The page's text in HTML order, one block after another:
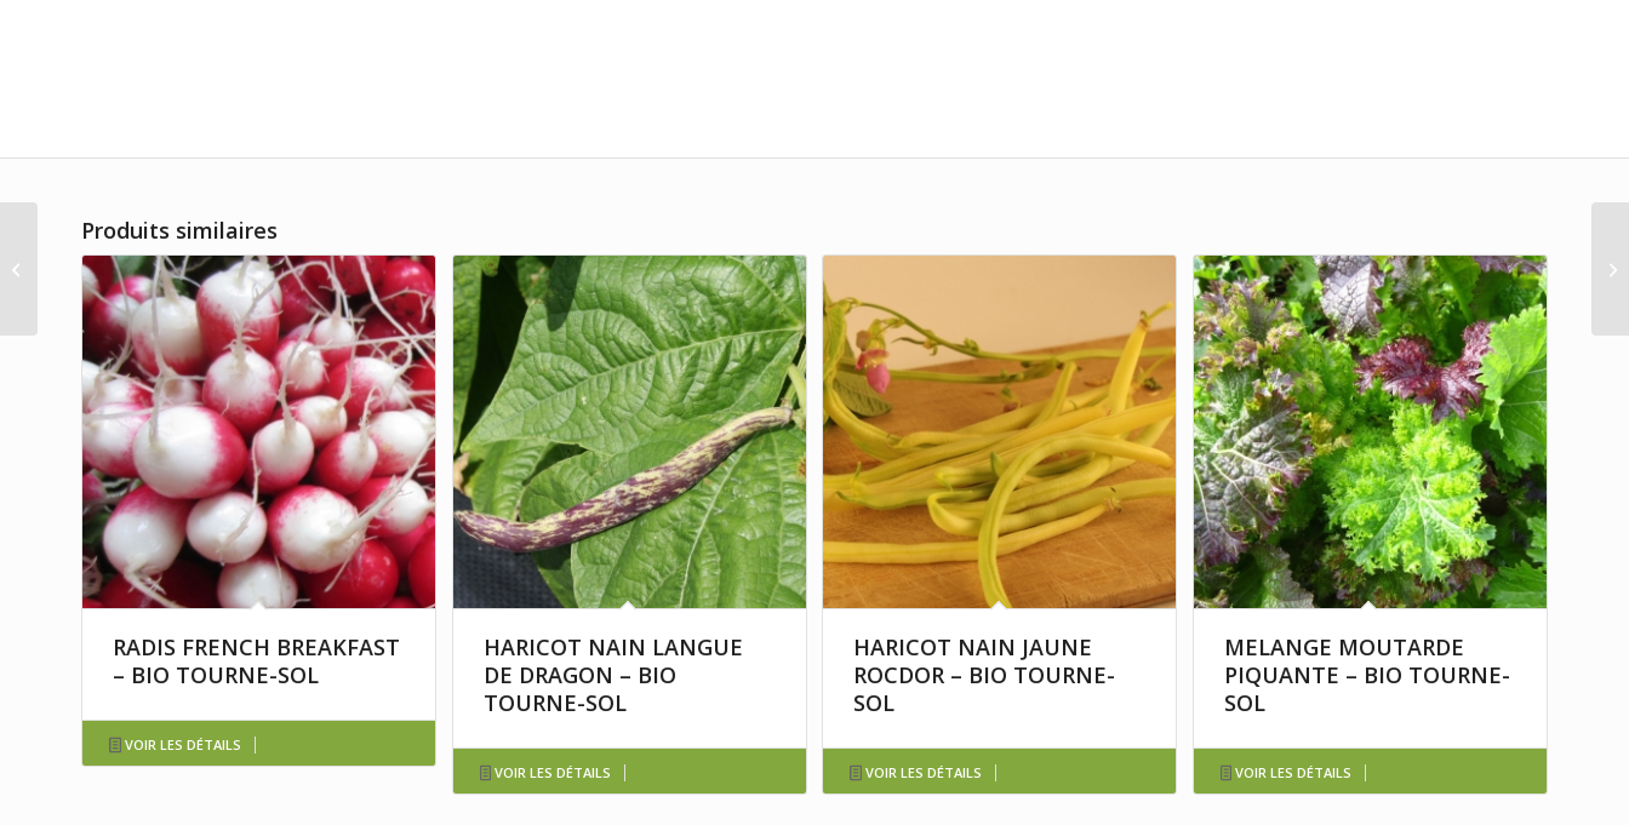
Produits similaires
RADIS FRENCH BREAKFAST
– BIO TOURNE-SOL
VOIR LES DÉTAILS
HARICOT NAIN LANGUE
DE DRAGON – BIO
TOURNE-SOL
VOIR LES DÉTAILS
HARICOT NAIN JAUNE
ROCDOR – BIO TOURNE-
SOL
VOIR LES DÉTAILS
MELANGE MOUTARDE
PIQUANTE – BIO TOURNE-
SOL
VOIR LES DÉTAILS
Melon Souris – Bio
Tourne-Sol